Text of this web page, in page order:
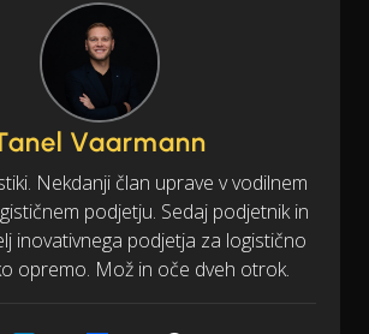
Vaarmann
Nekdanji član uprave v vodilnem
podjetju. Sedaj podjetnik in
inovativnega podjetja za logistično
opremo. Mož in oče dveh otrok.